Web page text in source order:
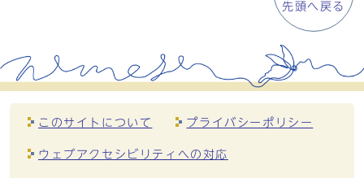
先頭へ戻る
このサイトについて プライバシーポリシー
ウェブアクセシビリティへの対応